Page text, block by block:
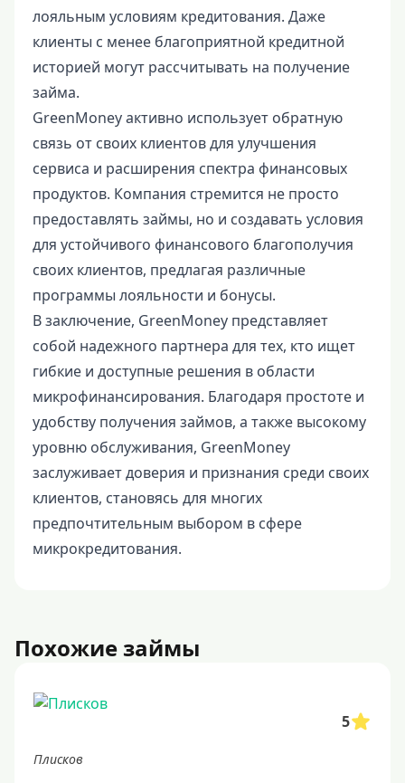
лояльным условиям кредитования. Даже
клиенты с менее благоприятной кредитной
историей могут рассчитывать на получение
займа.
GreenMoney активно использует обратную
связь от своих клиентов для улучшения
сервиса и расширения спектра финансовых
продуктов. Компания стремится не просто
предоставлять займы, но и создавать условия
для устойчивого финансового благополучия
своих клиентов, предлагая различные
программы лояльности и бонусы.
В заключение, GreenMoney представляет
собой надежного партнера для тех, кто ищет
гибкие и доступные решения в области
микрофинансирования. Благодаря простоте и
удобству получения займов, а также высокому
уровню обслуживания, GreenMoney
заслуживает доверия и признания среди своих
клиентов, становясь для многих
предпочтительным выбором в сфере
микрокредитования.
Похожие займы
5
Плисков